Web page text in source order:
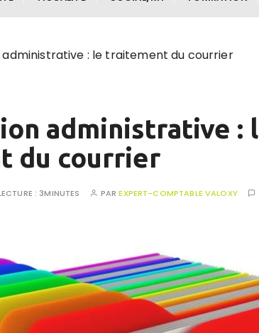
: le traitement du courrier
administrative :
du courrier
: 3MINUTES PAREXPERT-COMPTABLE VALOXY